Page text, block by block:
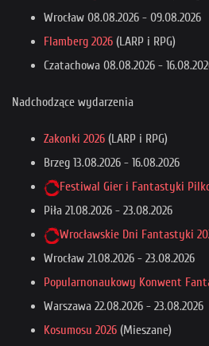
Wrocław 08.08.2026 - 09.08.2026
Flamberg 2026 (LARP i RPG)
Czatachowa 08.08.2026 -
Nadchodzące wydarzenia
Zakonki 2026 (LARP i RPG)
Brzeg 13.08.2026 - 16.08.2026
Festiwal Gier i Fantastyki
Piła 21.08.2026 - 23.08.2026
Wrocławskie Dni Fantastyki
Wrocław 21.08.2026 - 23.08.2026
Popularnonaukowy Konwent
Warszawa 22.08.2026 - 23.08.2026
Kosumosu 2026 (Mieszane)